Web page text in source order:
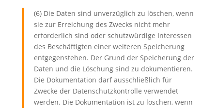
(6) Die Daten sind unverzüglich zu löschen, wenn
sie zur Erreichung des Zwecks nicht mehr
erforderlich sind oder schutzwürdige Interessen
des Beschäftigten einer weiteren Speicherung
entgegenstehen. Der Grund der Speicherung der
Daten und die Löschung sind zu dokumentieren.
Die Dokumentation darf ausschließlich für
Zwecke der Datenschutzkontrolle verwendet
werden. Die Dokumentation ist zu löschen, wenn